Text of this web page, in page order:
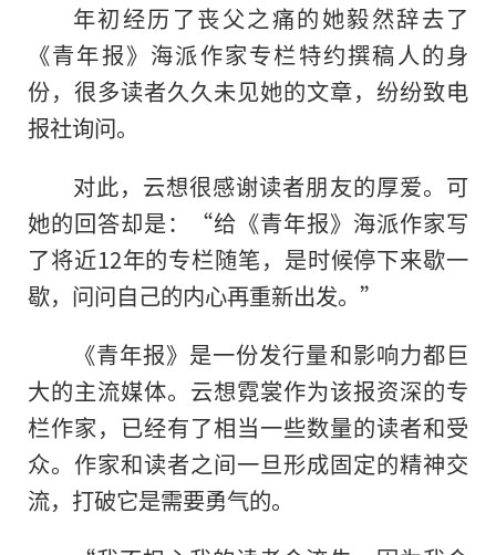
年初经历了丧父之痛的她毅然辞去了
《青年报》海派作家专栏特约撰稿人的身
份，很多读者久久未见她的文章，纷纷致电
报社询问。
对此，云想很感谢读者朋友的厚爱。可
她的回答却是：“给《青年报》海派作家写
了将近12年的专栏随笔，是时候停下来歇一
歇，问问自己的内心再重新出发。”
《青年报》是一份发行量和影响力都巨
大的主流媒体。云想霓裳作为该报资深的专
栏作家，已经有了相当一些数量的读者和受
众。作家和读者之间一旦形成固定的精神交
流，打破它是需要勇气的。